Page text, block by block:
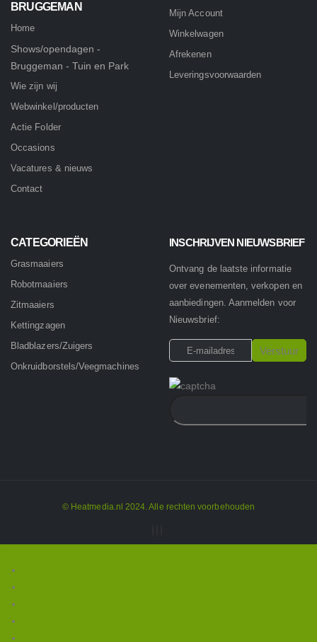
BRUGGEMAN
Home
Shows/opendagen -
Bruggeman - Tuin en Park
Wie zijn wij
Webwinkel/producten
Actie Folder
Occasions
Vacatures & nieuws
Contact
Mijn Account
Winkelwagen
Afrekenen
Leveringsvoorwaarden
CATEGORIEËN
Grasmaaiers
Robotmaaiers
Zitmaaiers
Kettingzagen
Bladblazers/Zuigers
Onkruidborstels/Veegmachines
INSCHRIJVEN NIEUWSBRIEF
Ontvang de laatste informatie
over evenementen, verkopen en
aanbiedingen. Aanmelden voor
Nieuwsbrief:
© Heatmedia.nl 2024. Alle rechten voorbehouden